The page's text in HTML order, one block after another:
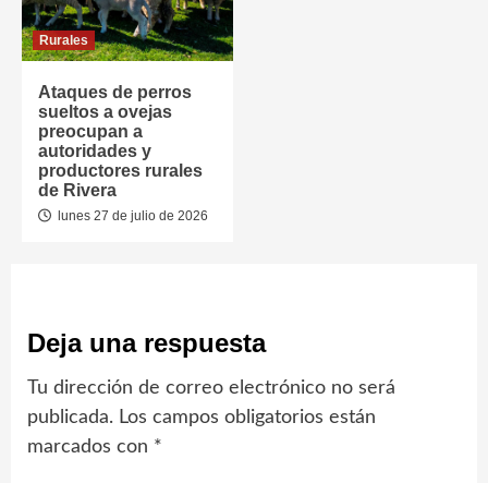
Rurales
Ataques de perros
sueltos a ovejas
preocupan a
autoridades y
productores rurales
de Rivera
lunes 27 de julio de 2026
Deja una respuesta
Tu dirección de correo electrónico no será
publicada. Los campos obligatorios están
marcados con *